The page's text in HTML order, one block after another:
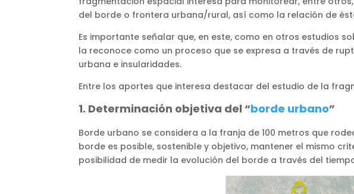
del borde o frontera urbana/rural, así como la relación de
Es importante señalar que, en este, como en otros estudios
la reconoce como un proceso que se expresa a través de
urbana e insularidades.
Entre los aportes que interesa destacar del estudio de la
1. Determinación objetiva del “borde urbano”
Borde urbano se considera a la franja de 100 metros que
borde es posible, sostenible y objetivo, mantener el mismo
posibilidad de medir la evolución del borde a través del